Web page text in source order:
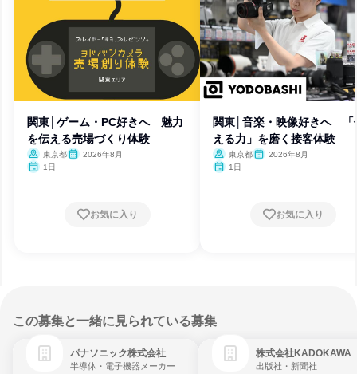
関東│ゲーム・PC好きへ 魅力
を伝える売場づくり体験
東京都
2026年8月
1日
お気に入り
関東│音楽・映像好きへ 「
える力」を磨く接客体験
東京都
2026年8月
1日
お気に入り
この募集と一緒に見られている募集
パナソニック株式会社
半導体・電子機器メーカー
株式会社KADOKAWA
出版社・新聞社